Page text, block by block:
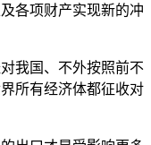
各项财产实现新的冲
我国、不外按照前不
所有经济体都征收对